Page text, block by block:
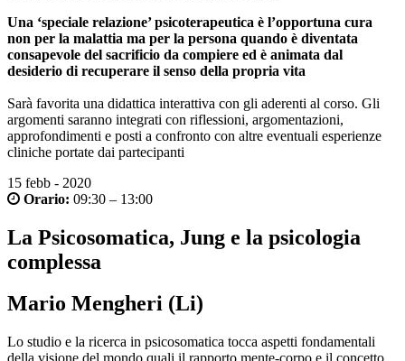
Una ‘speciale relazione’ psicoterapeutica è l’opportuna cura
non per la malattia ma per la persona quando è diventata
consapevole del sacrificio da compiere ed è animata dal
desiderio di recuperare il senso della propria vita
Sarà favorita una didattica interattiva con gli aderenti al corso. Gli
argomenti saranno integrati con riflessioni, argomentazioni,
approfondimenti e posti a confronto con altre eventuali esperienze
cliniche portate dai partecipanti
15 febb - 2020
Orario: 09:30 – 13:00
La Psicosomatica, Jung e la psicologia
complessa
Mario Mengheri (Li)
Lo studio e la ricerca in psicosomatica tocca aspetti fondamentali